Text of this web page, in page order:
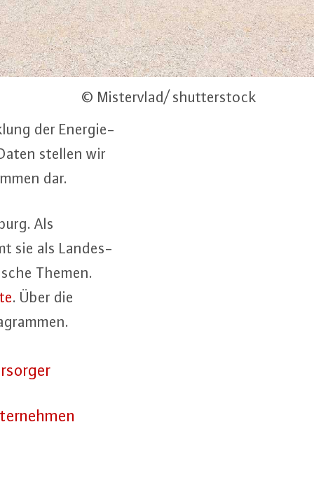
© Mistervlad/ shutterstock
der En­er­gie­
stellen wir
dar.
Als
sie als Lan­des­
Themen.
. Über die